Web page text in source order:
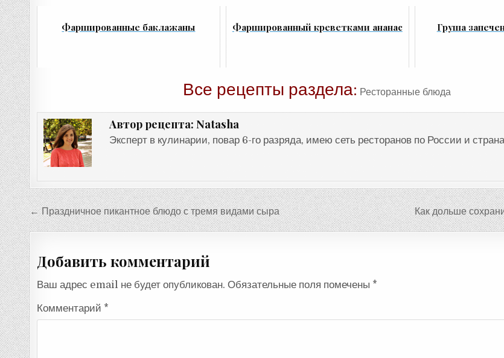
Фаршированные баклажаны Фаршированный креветками ананас Груша
Все рецепты раздела: Ресторанные блюда
Автор рецепта: Natasha
Эксперт в кулинарии, повар 6-го разряда, имею сеть ресторанов по России и
Навигация
по
записям
← Праздничное пикантное блюдо с тремя видами сыра Как дольше
Добавить комментарий
Ваш адрес email не будет опубликован. Обязательные поля помечены *
Комментарий *